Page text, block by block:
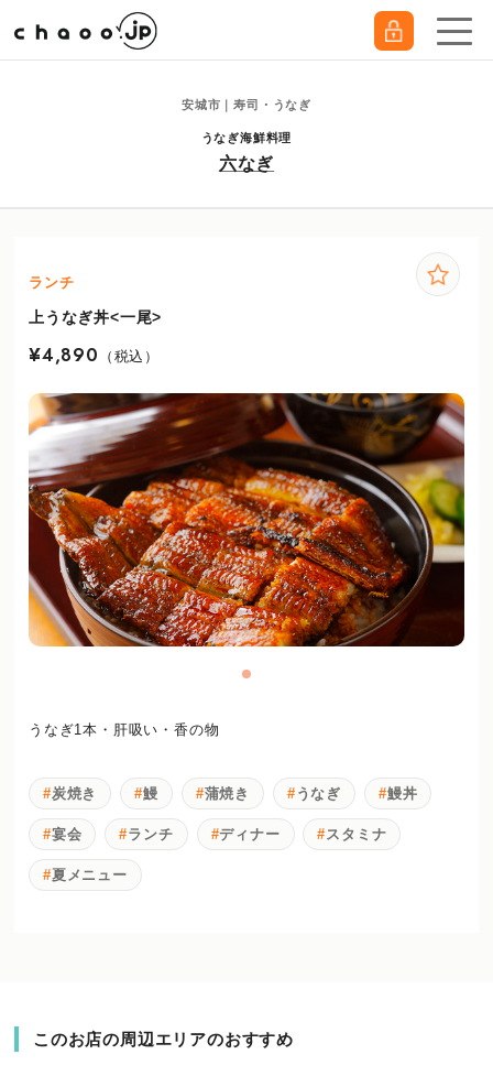
安城市｜寿司・うなぎ
うなぎ海鮮料理
六なぎ
ランチ
上うなぎ丼<一尾>
¥4,890 （税込）
うなぎ1本・肝吸い・香の物
炭焼き 鰻 蒲焼き うなぎ 鰻丼
宴会 ランチ ディナー スタミナ
夏メニュー
このお店の周辺エリアのおすすめ